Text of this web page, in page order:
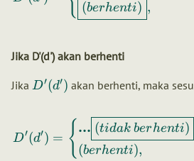
(berhenti) ,
Jika D'(d') akan berhenti
Jika D′(d′) akan berhenti, maka
D′(d′) = { ... (tidak berhenti)
(berhenti),